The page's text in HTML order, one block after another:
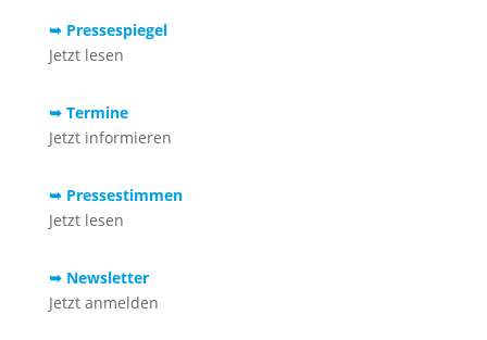
➥ Pressespiegel
Jetzt lesen
➥ Termine
Jetzt informieren
➥ Pressestimmen
Jetzt lesen
➥ Newsletter
Jetzt anmelden